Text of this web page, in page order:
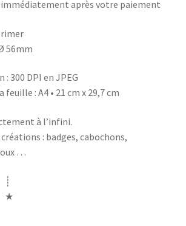
immédiatement après votre paiement
56mm
300 DPI en JPEG
feuille : A4 • 21 cm x 29,7 cm
à l’infini.
: badges, cabochons,
…